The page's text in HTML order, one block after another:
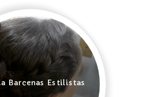
Barcenas Estilistas